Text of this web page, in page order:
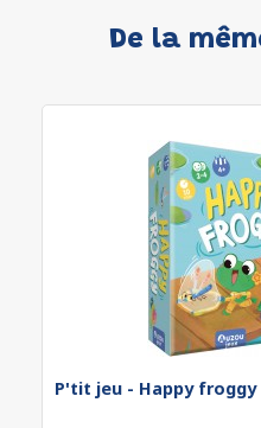
De la
P'tit jeu - Happy froggy